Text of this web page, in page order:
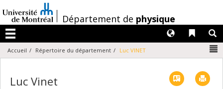
au
contenu
/Département de physique
Menu
Liens
Langues
Accueil Répertoire du département Luc VINET
Luc Vinet Vcard